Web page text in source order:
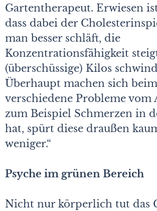
Gartentherapeut. Erwiesen
dass dabei der
man besser schläft, die
Konzentrationsfähigkeit
(überschüssige) Kilos
Überhaupt machen sich
verschiedene Probleme vom
zum Beispiel Schmerzen in
hat, spürt diese draußen
weniger.“
Psyche im grünen Bereich
Nicht nur körperlich tut das